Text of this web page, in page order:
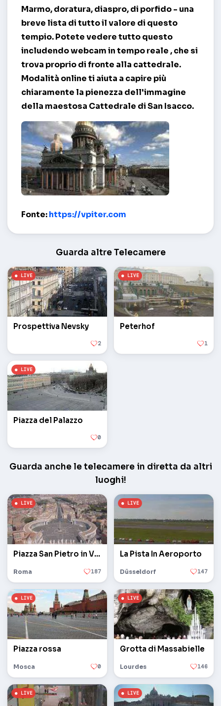
Marmo, doratura, diaspro, di porfido - una
breve lista di tutto il valore di questo
tempio. Potete vedere tutto questo
includendowebcam in tempo reale, che si
trova proprio di fronte alla cattedrale.
Modalità online ti aiuta a capire più
chiaramente la pienezza dell'immagine
della maestosa Cattedrale di San Isacco.
Fonte:https://vpiter.com
Guarda altre Telecamere
Prospettiva Nevsky
2
Peterhof
1
Piazza del Palazzo
0
Guarda anche le telecamere in diretta da altri
luoghi!
Piazza San Pietro in Vaticano
Roma 187
La Pista In Aeroporto
Düsseldorf 147
Piazza rossa
Mosca 0
Grotta di Massabielle
Lourdes 146